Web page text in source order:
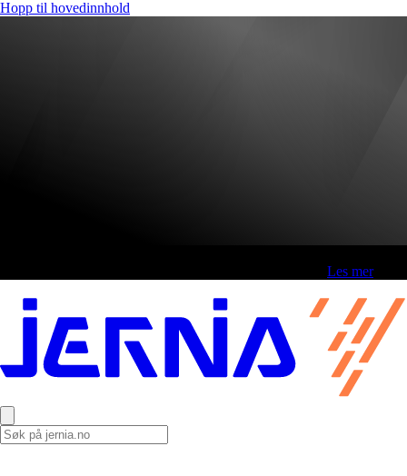
Hopp til hovedinnhold
Les mer